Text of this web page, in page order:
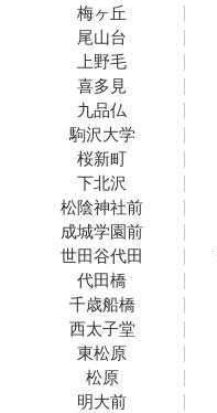
梅ヶ丘
尾山台
上野毛
喜多見
九品仏
駒沢大学
桜新町
下北沢
松陰神社前
成城学園前
世田谷代田
代田橋
千歳船橋
西太子堂
東松原
松原
明大前